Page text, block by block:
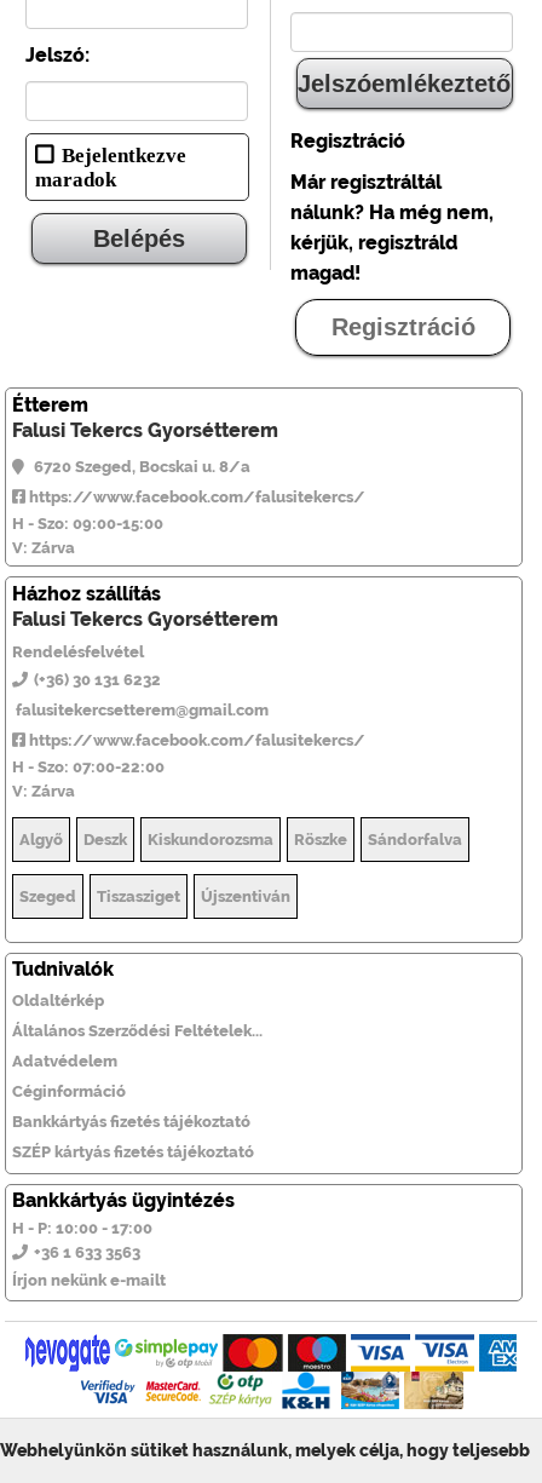
Webhelyünkön sütiket használunk, melyek célja, hogy teljesebb
Jelszó:
Bejelentkezve
maradok
Regisztráció
Már regisztráltál
nálunk? Ha még nem,
kérjük, regisztráld
magad!
Regisztráció
Étterem
Falusi Tekercs Gyorsétterem
6720 Szeged, Bocskai u. 8/a
https://www.facebook.com/falusitekercs/
H - Szo: 09:00-15:00
V: Zárva
Házhoz szállítás
Falusi Tekercs Gyorsétterem
Rendelésfelvétel
(+36) 30 131 6232
falusitekercsetterem@gmail.com
https://www.facebook.com/falusitekercs/
H - Szo: 07:00-22:00
V: Zárva
Algyő Deszk Kiskundorozsma Röszke Sándorfalva
Szeged Tiszasziget Újszentiván
Tudnivalók
Oldaltérkép
Általános Szerződési Feltételek...
Adatvédelem
Céginformáció
Bankkártyás fizetés tájékoztató
SZÉP kártyás fizetés tájékoztató
Bankkártyás ügyintézés
H - P: 10:00 - 17:00
+36 1 633 3563
Írjon nekünk e-mailt
© ToolSiTE Kft. 2026. Minden jog fenntartva!